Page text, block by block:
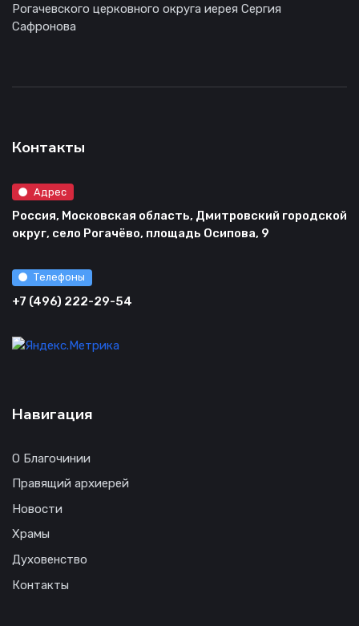
Рогачевского церковного округа иерея Сергия
Сафронова
Контакты
Адрес
Россия, Московская область, Дмитровский городской
округ, село Рогачёво, площадь Осипова, 9
Телефоны
+7 (496) 222-29-54
Навигация
О Благочинии
Правящий архиерей
Новости
Храмы
Духовенство
Контакты